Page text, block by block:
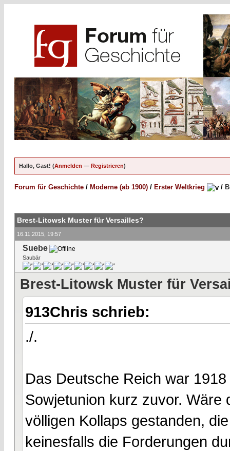
Hallo, Gast! (Anmelden — Registrieren)
Forum für Geschichte / Moderne (ab 1900) / Erster Weltkrieg /
Brest-Litowsk Muster für Versailles?
16.11.2015, 19:57
Suebe
Saubär
Brest-Litowsk Muster für
913Chris schrieb:
./.
Das Deutsche Reich war
Sowjetunion kurz zuvor. Wäre
völligen Kollaps gestanden,
keinesfalls die Forderungen